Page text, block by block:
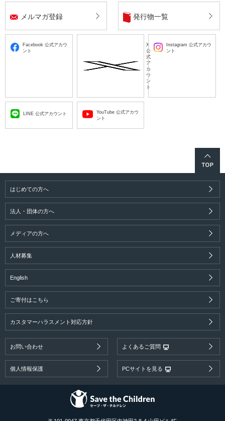
メルマガ登録 発行物一覧
Facebook 公式アカウ
ント
X
公
式
ア
カ
ウ
ン
ト
Instagram 公式アカウ
ント
LINE 公式アカウント
YouTube 公式アカウ
ント
はじめての方へ
法人・団体の方へ
メディアの方へ
人材募集
English
ご寄付はこちら
カスタマーハラスメント対応方針
お問い合わせ よくあるご質問
個人情報保護 PCサイトを見る